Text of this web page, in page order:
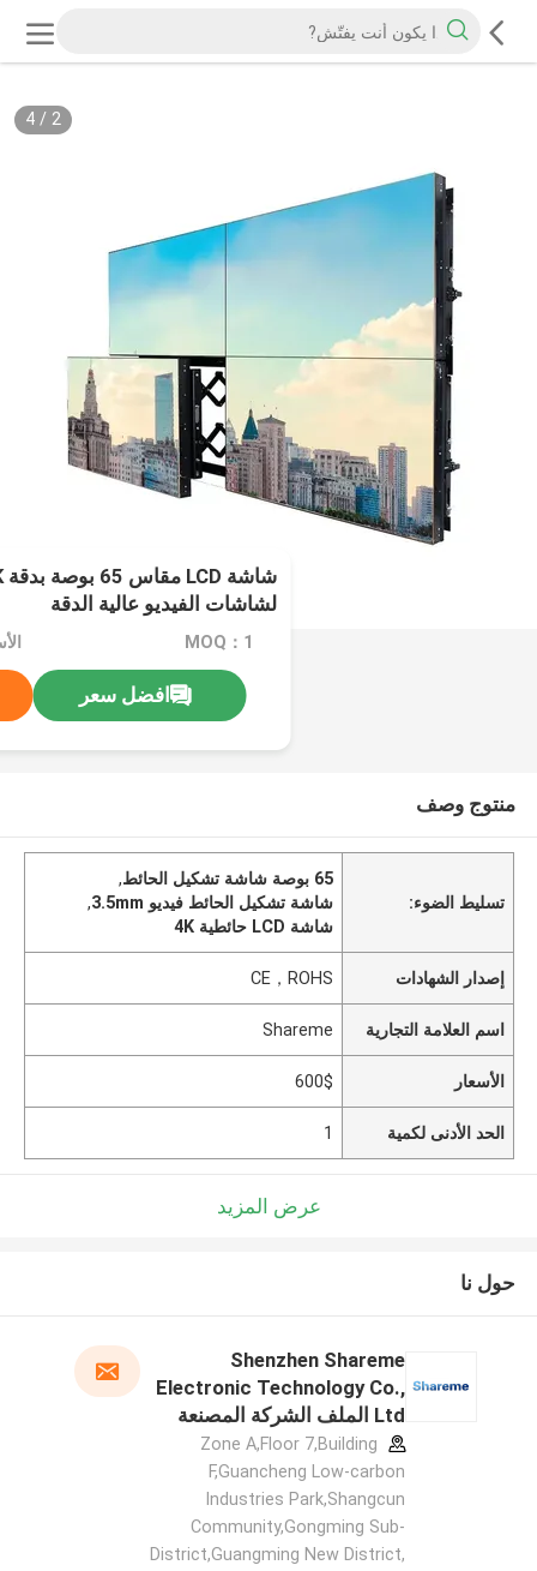
2
/
4
لشاشات الفيديو عالية الدقة
MOQ：1
افضل سعر
منتوج وصف
تسليط الضوء:
65 بوصة شاشة تشكيل الحائط
,
شاشة تشكيل الحائط فيديو 3.5mm
,
شاشة LCD حائطية 4K
إصدار الشهادات CE，ROHS
اسم العلامة التجارية Shareme
الأسعار 600$
الحد الأدنى لكمية 1
عرض المزيد
حول نا
Shenzhen Shareme
Electronic Technology Co.,
Ltd الملف الشركة المصنعة
Zone A,Floor 7,Building
F,Guancheng Low-carbon
Industries Park,Shangcun
Community,Gongming Sub-
District,Guangming New District,